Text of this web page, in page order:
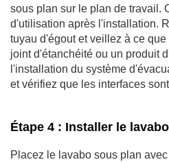
sous plan sur le plan de travail.
d'utilisation après l'installation.
tuyau d'égout et veillez à ce
joint d'étanchéité ou un produit
l'installation du système
et vérifiez que les interfaces
Étape 4 : Installer le
Placez le lavabo sous plan